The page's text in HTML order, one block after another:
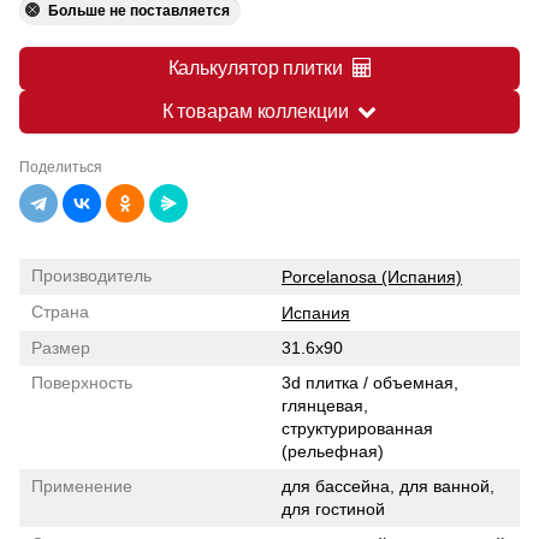
Больше не поставляется
Калькулятор плитки
К товарам коллекции
Поделиться
Производитель
Porcelanosa (Испания)
Страна
Испания
Размер
31.6x90
Поверхность
3d плитка / объемная,
глянцевая,
структурированная
(рельефная)
Применение
для бассейна, для ванной,
для гостиной